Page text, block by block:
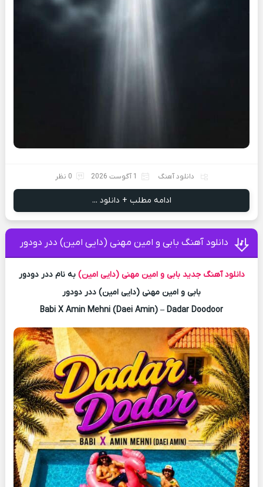
دانلود آهنگ 1 آگوست 2026 0 نظر
ادامه مطلب + دانلود ...
دانلود آهنگ بابی و امین مهنی (دایی امین) ددر دودور
دانلود آهنگ جدید بابی و امین مهنی (دایی امین) به نام ددر دودور
بابی و امین مهنی (دایی امین) ددر دودور
Babi X Amin Mehni (Daei Amin) – Dadar Doodoor